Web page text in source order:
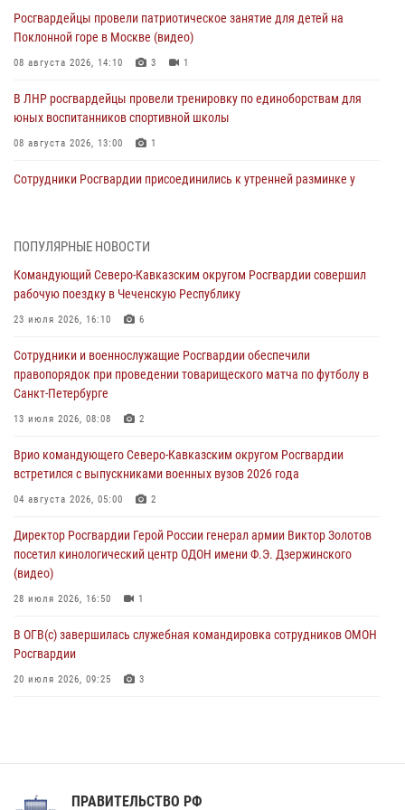
Росгвардейцы провели патриотическое занятие для детей на
Поклонной горе в Москве (видео)
08 августа 2026, 14:10 3 1
В ЛНР росгвардейцы провели тренировку по единоборствам для
юных воспитанников спортивной школы
08 августа 2026, 13:00 1
Сотрудники Росгвардии присоединились к утренней разминке у
в честь юбилея ведомства
08 августа 2026, 09:03
медицины с учетом опыта СВО
08 августа 2026, 09:00 2
В Кабардино-Балкарии сотрудники Росгвардии провели турнир по
08 августа 2026, 07:00
Военнослужащие Софринской бригады Росгвардии встретились с
дорогой к Победе в СВО» (видео)
2 1
ПОПУЛЯРНЫЕ НОВОСТИ
Командующий Северо-Кавказским округом Росгвардии совершил
рабочую поездку в Чеченскую Республику
23 июля 2026, 16:10 6
Сотрудники и военнослужащие Росгвардии обеспечили
правопорядок при проведении товарищеского матча по футболу в
Санкт-Петербурге
13 июля 2026, 08:08 2
Врио командующего Северо-Кавказским округом Росгвардии
встретился с выпускниками военных вузов 2026 года
04 августа 2026, 05:00 2
Директор Росгвардии Герой России генерал армии Виктор Золотов
посетил кинологический центр ОДОН имени Ф.Э. Дзержинского
(видео)
28 июля 2026, 16:50 1
В ОГВ(с) завершилась служебная командировка сотрудников ОМОН
Росгвардии
20 июля 2026, 09:25 3
ПРАВИТЕЛЬСТВО РФ